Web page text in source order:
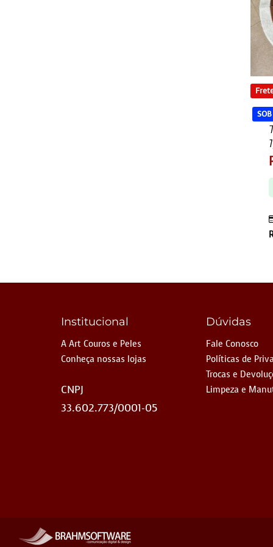
Institucional
A Art Couros e Peles
Conheça nossas lojas
CNPJ
33.602.773/0001-05
Dúvidas
Fale Conosco
Políticas de
Trocas e
Limpeza e